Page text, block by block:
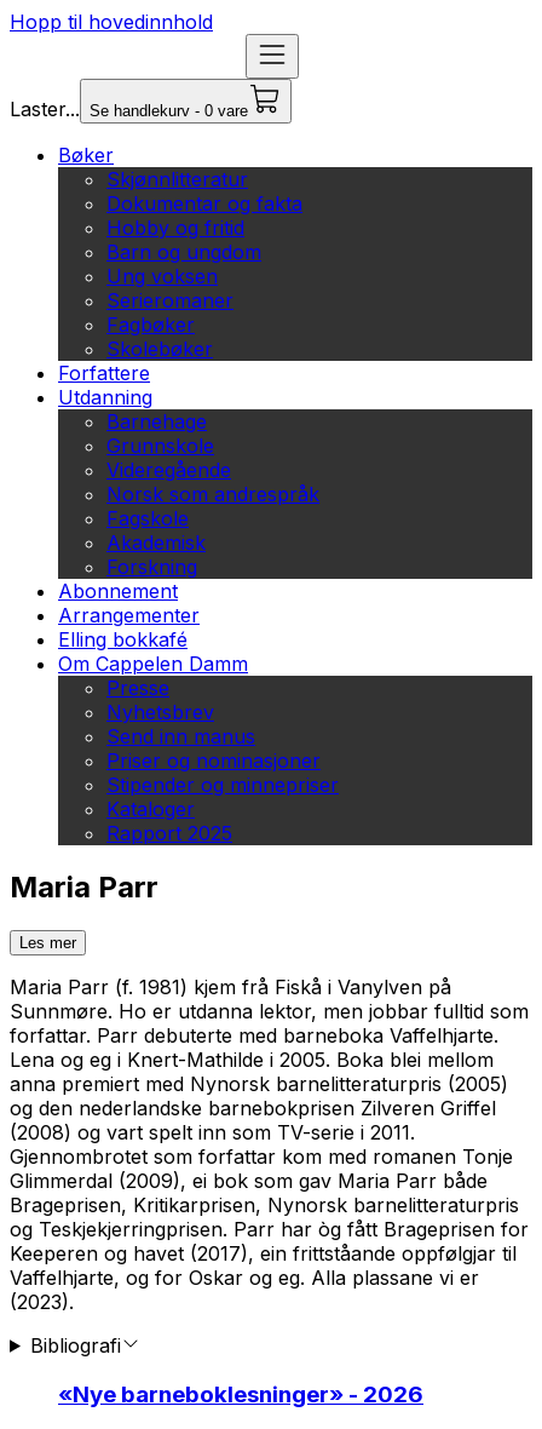
Hopp til hovedinnhold
Laster... Se handlekurv - 0 vare
Bøker
Skjønnlitteratur
Dokumentar og fakta
Hobby og fritid
Barn og ungdom
Ung voksen
Serieromaner
Fagbøker
Skolebøker
Forfattere
Utdanning
Barnehage
Grunnskole
Videregående
Norsk som andrespråk
Fagskole
Akademisk
Forskning
Abonnement
Arrangementer
Elling bokkafé
Om Cappelen Damm
Presse
Nyhetsbrev
Send inn manus
Priser og nominasjoner
Stipender og minnepriser
Kataloger
Rapport 2025
Maria Parr
Les mer
Maria Parr (f. 1981) kjem frå Fiskå i Vanylven på
Sunnmøre. Ho er utdanna lektor, men jobbar fulltid som
forfattar. Parr debuterte med barneboka Vaffelhjarte.
Lena og eg i Knert-Mathilde i 2005. Boka blei mellom
anna premiert med Nynorsk barnelitteraturpris (2005)
og den nederlandske barnebokprisen Zilveren Griffel
(2008) og vart spelt inn som TV-serie i 2011.
Gjennombrotet som forfattar kom med romanen Tonje
Glimmerdal (2009), ei bok som gav Maria Parr både
Brageprisen, Kritikarprisen, Nynorsk barnelitteraturpris
og Teskjekjerringprisen. Parr har òg fått Brageprisen for
Keeperen og havet (2017), ein frittståande oppfølgjar til
Vaffelhjarte, og for Oskar og eg. Alla plassane vi er
(2023).
Bibliografi
«Nye barneboklesninger» - 2026